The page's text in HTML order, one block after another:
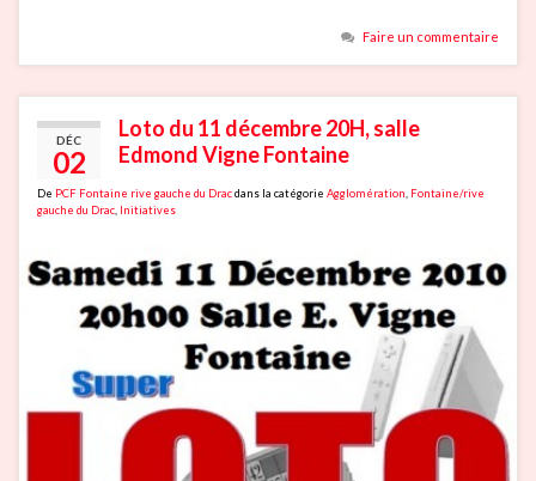
Faire un commentaire
DÉC
02
Loto du 11 décembre 20H, salle
Edmond Vigne Fontaine
De PCF Fontaine rive gauche du Dracdans la catégorie Agglomération Fontaine/rive
gauche du Drac Initiatives